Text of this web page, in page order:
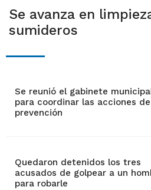
Se avanza en
sumideros
Se reunió el gabinete
para coordinar las acciones de
prevención
Quedaron detenidos los tres
acusados de golpear a un
para robarle